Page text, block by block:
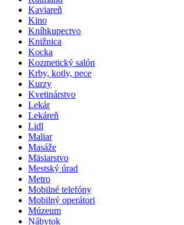
Kaviareň
Kino
Kníhkupectvo
Knižnica
Kocka
Kozmetický salón
Krby, kotly, pece
Kurzy
Kvetinárstvo
Lekár
Lekáreň
Lidl
Maliar
Masáže
Mäsiarstvo
Mestský úrad
Metro
Mobilné telefóny
Mobilný operátori
Múzeum
Nábytok